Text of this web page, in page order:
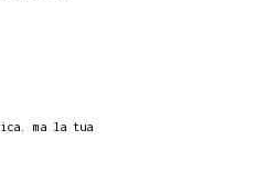
ma la tua